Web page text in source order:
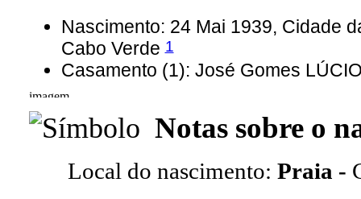
Nascimento: 24 Mai 1939, Cidade
Cabo Verde1
Casamento (1): José Gomes
Notas sobre o
Local do nascimento: Praia -